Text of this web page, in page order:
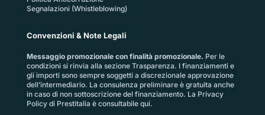
Segnalazioni (Whistleblowing)
Convenzioni & Note Legali
Messaggio promozionale con finalità promozionale. Per le
condizioni si rinvia alla sezione Trasparenza. I finanziamenti e
gli importi sono sempre soggetti a discrezionale approvazione
dell’intermediario. La consulenza preliminare è gratuita anche
in caso di non sottoscrizione del finanziamento. La Privacy
Policy di Prestitalia è consultabile qui.